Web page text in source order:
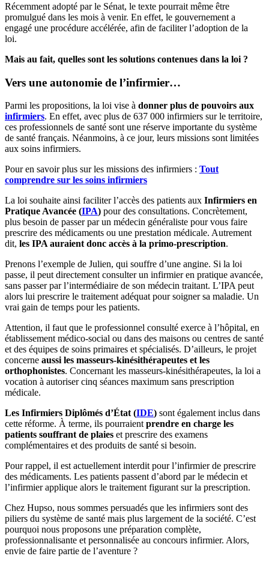
Récemment adopté par le Sénat, le texte pourrait même être
promulgué dans les mois à venir. En effet, le gouvernement a
engagé une procédure accélérée, afin de faciliter l’adoption de la
loi.
Mais au fait, quelles sont les solutions contenues dans la loi ?
Vers une autonomie de l’infirmier…
Parmi les propositions, la loi vise à donner plus de pouvoirs aux
infirmiers. En effet, avec plus de 637 000 infirmiers sur le territoire,
ces professionnels de santé sont une réserve importante du système
de santé français. Néanmoins, à ce jour, leurs missions sont limitées
aux soins infirmiers.
Pour en savoir plus sur les missions des infirmiers : Tout
comprendre sur les soins infirmiers
La loi souhaite ainsi faciliter l’accès des patients aux Infirmiers en
Pratique Avancée (IPA) pour des consultations. Concrètement,
plus besoin de passer par un médecin généraliste pour vous faire
prescrire des médicaments ou une prestation médicale. Autrement
dit, les IPA auraient donc accès à la primo-prescription.
Prenons l’exemple de Julien, qui souffre d’une angine. Si la loi
passe, il peut directement consulter un infirmier en pratique avancée,
sans passer par l’intermédiaire de son médecin traitant. L’IPA peut
alors lui prescrire le traitement adéquat pour soigner sa maladie. Un
vrai gain de temps pour les patients.
Attention, il faut que le professionnel consulté exerce à l’hôpital, en
établissement médico-social ou dans des maisons ou centres de santé
et des équipes de soins primaires et spécialisés. D’ailleurs, le projet
concerne aussi les masseurs-kinésithérapeutes et les
orthophonistes. Concernant les masseurs-kinésithérapeutes, la loi a
vocation à autoriser cinq séances maximum sans prescription
médicale.
Les Infirmiers Diplômés d’État (IDE) sont également inclus dans
cette réforme. À terme, ils pourraient prendre en charge les
patients souffrant de plaies et prescrire des examens
complémentaires et des produits de santé si besoin.
Pour rappel, il est actuellement interdit pour l’infirmier de prescrire
des médicaments. Les patients passent d’abord par le médecin et
l’infirmier applique alors le traitement figurant sur la prescription.
Chez Hupso, nous sommes persuadés que les infirmiers sont des
piliers du système de santé mais plus largement de la société. C’est
pourquoi nous proposons une préparation complète,
professionnalisante et personnalisée au concours infirmier. Alors,
envie de faire partie de l’aventure ?